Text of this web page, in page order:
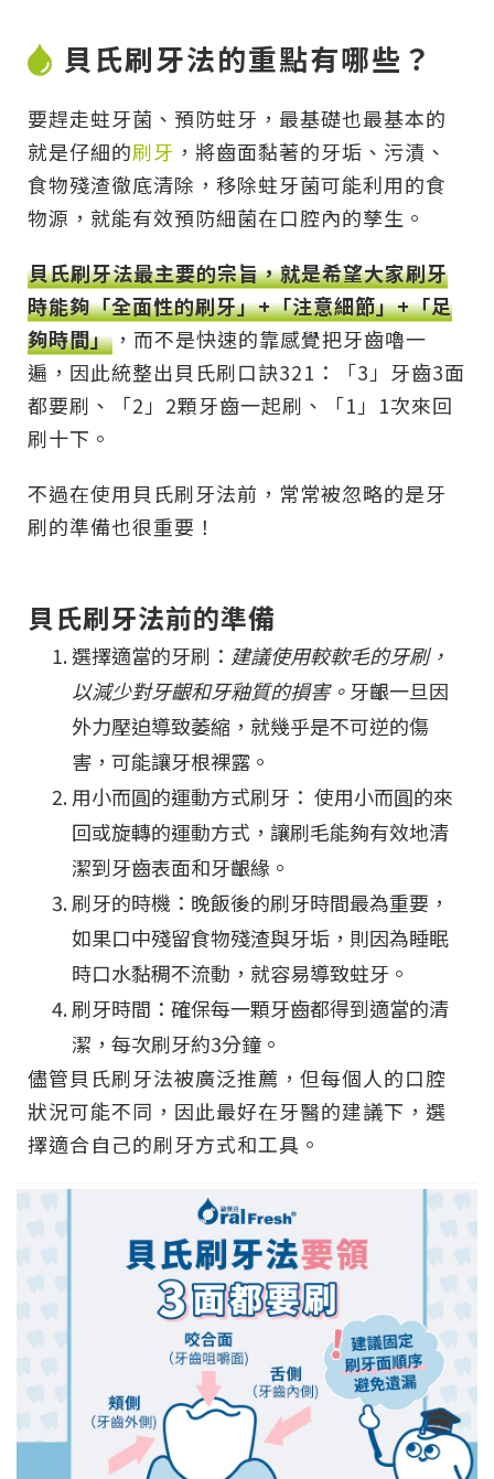
貝氏刷牙法的重點有哪些？
要趕走蛀牙菌、預防蛀牙，最基礎也最基本的
就是仔細的刷牙 ，將齒面黏著的牙垢、污漬、
食物殘渣徹底清除，移除蛀牙菌可能利用的食
物源，就能有效預防細菌在口腔內的孳生。
貝氏刷牙法最主要的宗旨，就是希望大家刷牙
時能夠「全面性的刷牙」+「注意細節」+「足
夠時間」 ，而不是快速的靠感覺把牙齒嚕一
遍，因此統整出貝氏刷口訣321：「3」牙齒3面
都要刷、「2」2顆牙齒一起刷、「1」1次來回
刷十下。
不過在使用貝氏刷牙法前，常常被忽略的是牙
刷的準備也很重要！
貝氏刷牙法前的準備
選擇適當的牙刷： 建議使用較軟毛的牙刷，
以減少對牙齦和牙釉質的損害。 牙齦一旦因
外力壓迫導致萎縮，就幾乎是不可逆的傷
害，可能讓牙根裸露。
用小而圓的運動方式刷牙： 使用小而圓的來
回或旋轉的運動方式，讓刷毛能夠有效地清
潔到牙齒表面和牙齦緣。
刷牙的時機：晚飯後的刷牙時間最為重要，
如果口中殘留食物殘渣與牙垢，則因為睡眠
時口水黏稠不流動，就容易導致蛀牙。
刷牙時間：確保每一顆牙齒都得到適當的清
潔，每次刷牙約3分鐘。
儘管貝氏刷牙法被廣泛推薦，但每個人的口腔
狀況可能不同，因此最好在牙醫的建議下，選
擇適合自己的刷牙方式和工具。